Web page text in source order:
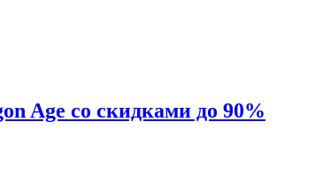
Age со скидками до 90%